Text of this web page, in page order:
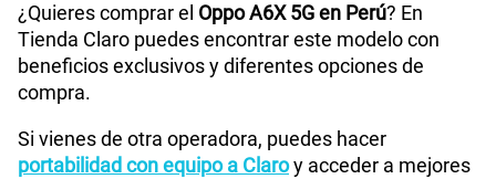
¿Quieres comprar el Oppo A6X 5G en Perú? En
Tienda Claro puedes encontrar este modelo con
beneficios exclusivos y diferentes opciones de
compra.
Si vienes de otra operadora, puedes hacer
portabilidad con equipo a Claroy acceder a mejores